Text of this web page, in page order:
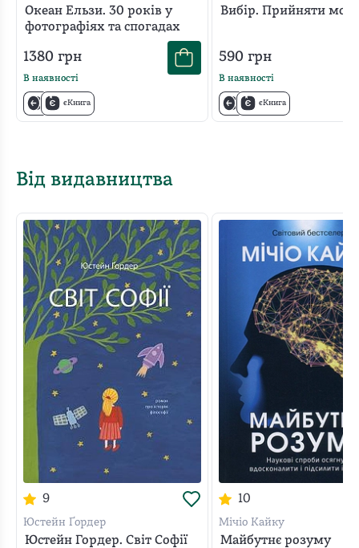
Океан Ельзи. 30 років у
фотографіях та спогадах
1380 грн
В наявності
єКнига
Вибір. Прийняти
590грн
В наявності
єКнига
Від видавництва
9
Юстейн Ґордер
Юстейн Гордер. Світ Софії
10
Мічіо Кайку
Майбутнє розуму